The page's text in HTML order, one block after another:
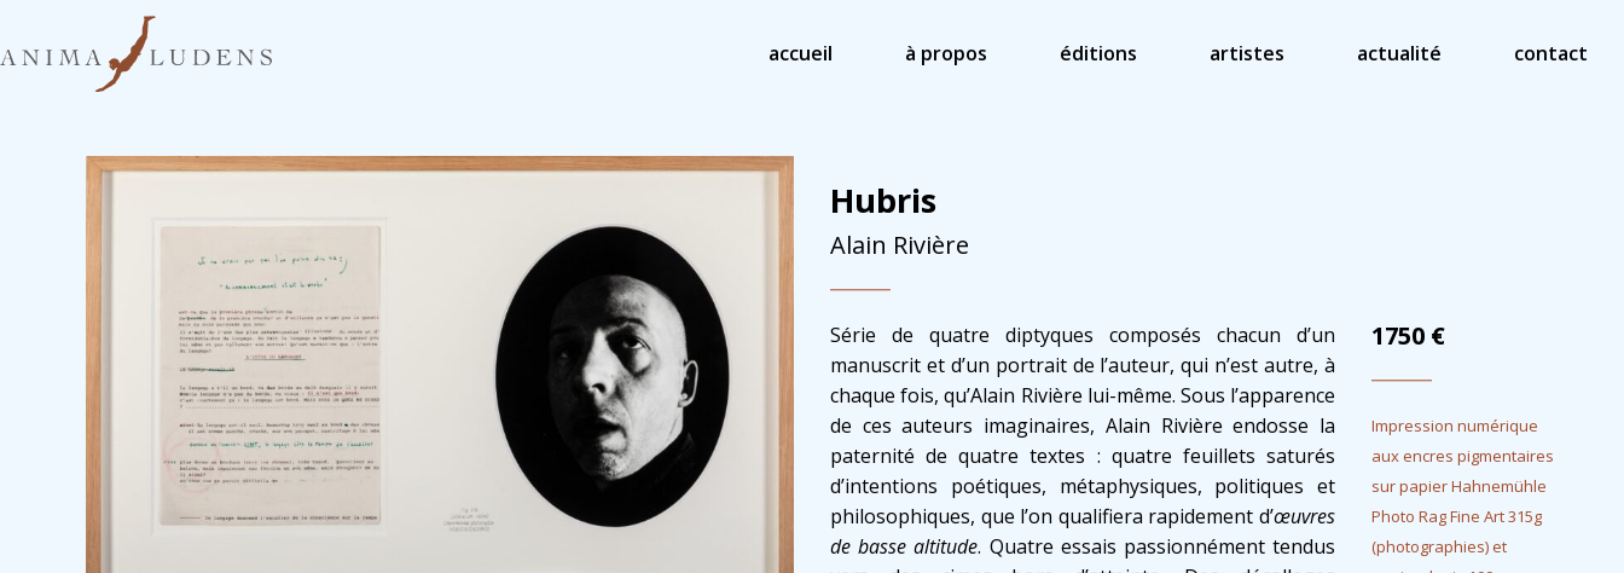
accueil à propos éditions artistes actualité contact
Hubris
Alain Rivière
Série de quatre diptyques composés chacun d’un
manuscrit et d’un portrait de l’auteur, qui n’est autre, à
chaque fois, qu’Alain Rivière lui-même. Sous l’apparence
de ces auteurs imaginaires, Alain Rivière endosse la
paternité de quatre textes : quatre feuillets saturés
d’intentions poétiques, métaphysiques, politiques et
philosophiques, que l’on qualifiera rapidement d’œuvres
de basse altitude. Quatre essais passionnément tendus
1750 €
Impression numérique
aux encres pigmentaires
sur papier Hahnemühle
Photo Rag Fine Art 315g
(photographies) et